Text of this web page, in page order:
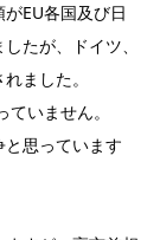
EU各国及び日
たが、ドイツ、
ました。
いません。
思っています